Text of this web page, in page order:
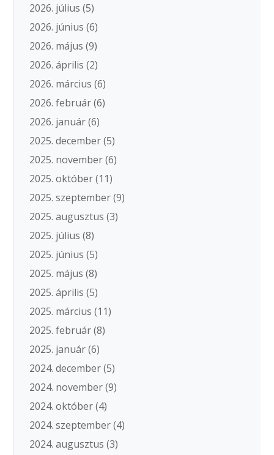
2026. július (5)
2026. június (6)
2026. május (9)
2026. április (2)
2026. március (6)
2026. február(6)
2026. január(6)
2025. december(5)
2025. november(6)
2025. október(11)
2025. szeptember(9)
2025. augusztus (3)
2025. július (8)
2025. június (5)
2025. május (8)
2025. április (5)
2025. március (11)
2025. február(8)
2025. január(6)
2024. december(5)
2024. november(9)
2024. október(4)
2024. szeptember(4)
2024. augusztus (3)